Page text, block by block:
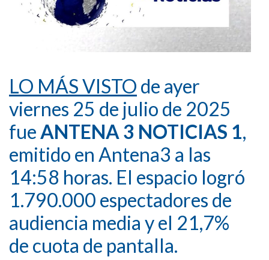
LO MÁS VISTO de ayer
viernes 25 de julio de 2025
fue ANTENA 3 NOTICIAS 1,
emitido en Antena3 a las
14:58 horas. El espacio logró
1.790.000 espectadores de
audiencia media y el 21,7%
de cuota de pantalla.